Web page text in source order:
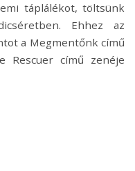
táplálékot, töltsünk
Ehhez az
a Megmentőnk című
Rescuer című zenéje